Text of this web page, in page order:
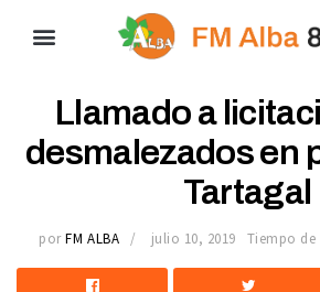
Llamado a
desmalezados en
Tartagal
por FM ALBA julio 10, 2019 Tiempo de